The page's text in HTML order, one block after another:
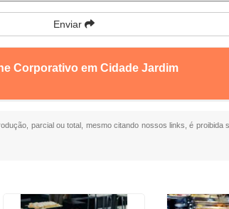
Enviar
Corporativo em Cidade Jardim
parcial ou total, mesmo citando nossos links, é